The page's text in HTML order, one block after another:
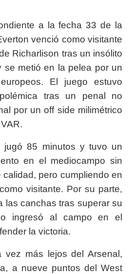
a la fecha 33 de la
venció como visitante
Richarlison tras un insólito
se metió en la pelea por un
El juego estuvo
tras un penal no
por un off side milimétrico
jugó 85 minutos y tuvo un
en el mediocampo sin
pero cumpliendo en
visitante. Por su parte,
las canchas tras superar su
ingresó al campo en el
la victoria.
vez más lejos del Arsenal,
a nueve puntos del West